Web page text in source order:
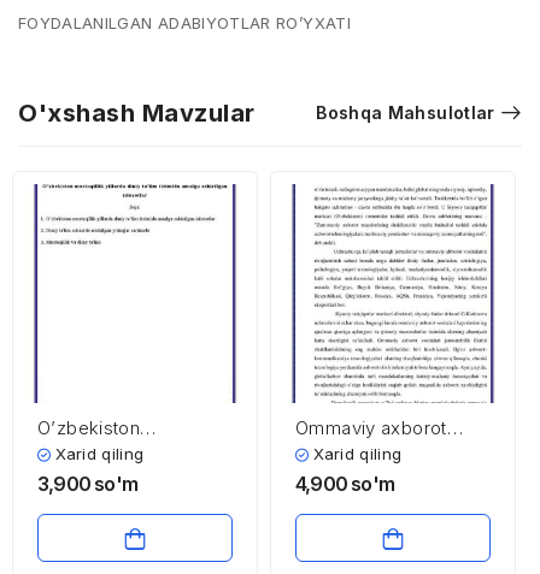
FOYDALANILGAN ADABIYOTLAR RO’YXATI
O'xshash Mavzular Boshqa Mahsulotlar
O’zbekiston
mustaqillik yillarda
diniy ta’lim tizimida
Xarid qiling
3,900 so'm
Ommaviy axborot
vositalari globallashuv
sharoitida
Xarid qiling
4,900 so'm